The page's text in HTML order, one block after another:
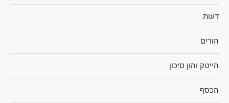
דעות
הורים
הייטק והון סיכון
הכסף